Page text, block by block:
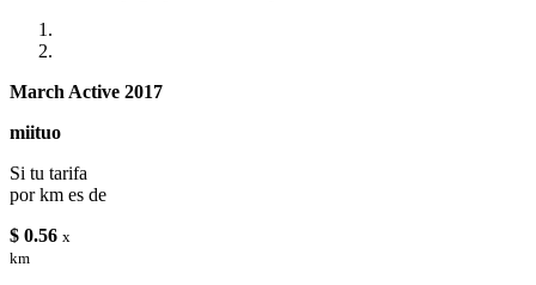
March Active 2017
miituo
Si tu tarifa
por km es de
$ 0.56 x
km